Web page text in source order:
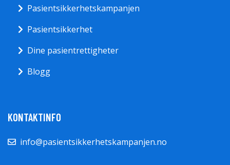
Pasientsikkerhetskampanjen
Pasientsikkerhet
Dine pasientrettigheter
Blogg
KONTAKTINFO
info@pasientsikkerhetskampanjen.no